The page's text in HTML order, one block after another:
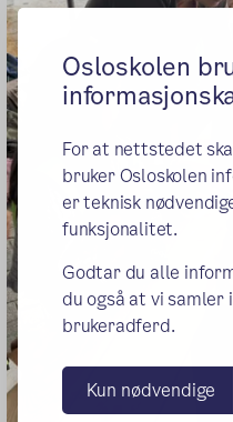
Osloskolen
For at nettstedet
bruker Osloskolen
er teknisk
funksjonalitet.
Godtar du alle
du også at vi
brukeradferd.
Kun nødvendige